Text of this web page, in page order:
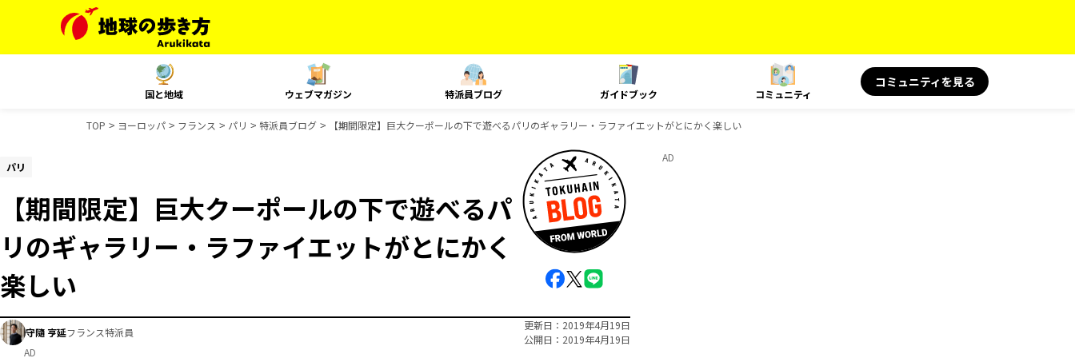
国と地域 ウェブマガジン 特派員ブログ ガイドブック コミュニティ
コミュニティを見る
TOP ヨーロッパ フランス パリ 特派員ブログ 【期間限定】巨大クーポールの下で遊べるパリのギャラリー・ラファイエットがとにかく楽しい
パリ
【期間限定】巨大クーポールの下で遊べるパ
リのギャラリー・ラファイエットがとにかく
楽しい
守隨 亨延フランス特派員
更新日
2019年4月19日
公開日
2019年4月19日
AD
AD